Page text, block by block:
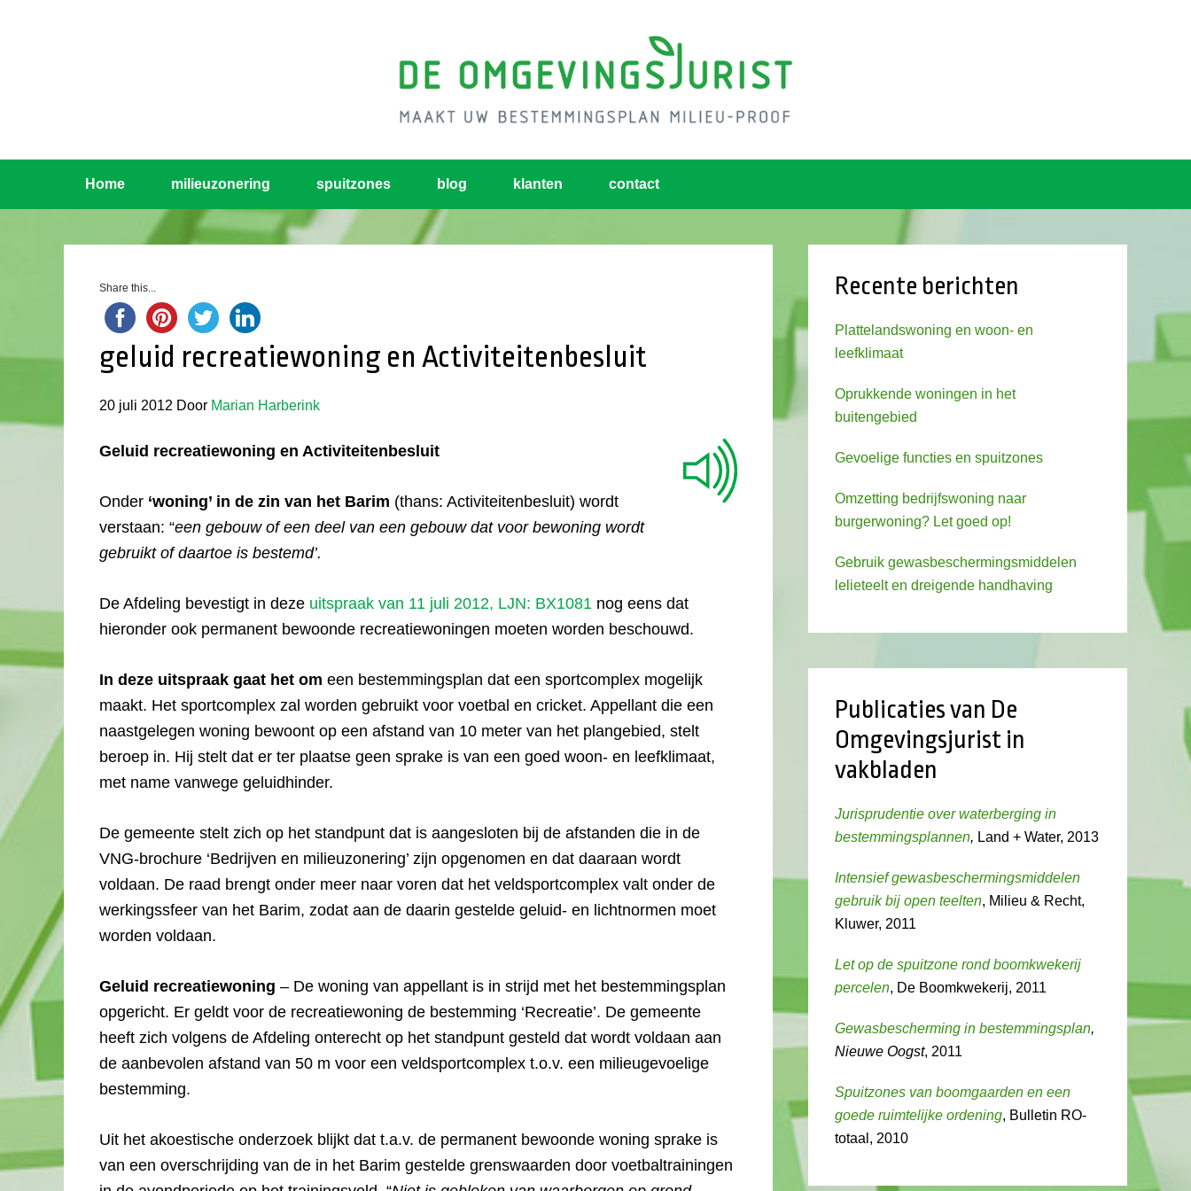
Home milieuzonering spuitzones blog klanten contact
Share this...
geluid recreatiewoning en Activiteitenbesluit
20 juli 2012 Door Marian Harberink
Geluid recreatiewoning en Activiteitenbesluit
Onder ‘woning’ in de zin van het Barim (thans: Activiteitenbesluit) wordt
verstaan: “een gebouw of een deel van een gebouw dat voor bewoning wordt
gebruikt of daartoe is bestemd’.
De Afdeling bevestigt in deze uitspraak van 11 juli 2012, LJN: BX1081 nog eens dat
hieronder ook permanent bewoonde recreatiewoningen moeten worden beschouwd.
In deze uitspraak gaat het om een bestemmingsplan dat een sportcomplex mogelijk
maakt. Het sportcomplex zal worden gebruikt voor voetbal en cricket. Appellant die een
naastgelegen woning bewoont op een afstand van 10 meter van het plangebied, stelt
beroep in. Hij stelt dat er ter plaatse geen sprake is van een goed woon- en leefklimaat,
met name vanwege geluidhinder.
De gemeente stelt zich op het standpunt dat is aangesloten bij de afstanden die in de
VNG-brochure ‘Bedrijven en milieuzonering’ zijn opgenomen en dat daaraan wordt
voldaan. De raad brengt onder meer naar voren dat het veldsportcomplex valt onder de
werkingssfeer van het Barim, zodat aan de daarin gestelde geluid- en lichtnormen moet
worden voldaan.
Geluid recreatiewoning – De woning van appellant is in strijd met het bestemmingsplan
opgericht. Er geldt voor de recreatiewoning de bestemming ‘Recreatie’. De gemeente
heeft zich volgens de Afdeling onterecht op het standpunt gesteld dat wordt voldaan aan
de aanbevolen afstand van 50 m voor een veldsportcomplex t.o.v. een milieugevoelige
bestemming.
Uit het akoestische onderzoek blijkt dat t.a.v. de permanent bewoonde woning sprake is
van een overschrijding van de in het Barim gestelde grenswaarden door voetbaltrainingen
Recente berichten
Plattelandswoning en woon- en
leefklimaat
Oprukkende woningen in het
buitengebied
Gevoelige functies en spuitzones
Omzetting bedrijfswoning naar
burgerwoning? Let goed op!
Gebruik gewasbeschermingsmiddelen
lelieteelt en dreigende handhaving
Publicaties van De
Omgevingsjurist in
vakbladen
Jurisprudentie over waterberging in
bestemmingsplannen, Land + Water, 2013
Intensief gewasbeschermingsmiddelen
gebruik bij open teelten, Milieu & Recht,
Kluwer, 2011
Let op de spuitzone rond boomkwekerij
percelen, De Boomkwekerij, 2011
Gewasbescherming in bestemmingsplan,
Nieuwe Oogst, 2011
Spuitzones van boomgaarden en een
goede ruimtelijke ordening, Bulletin RO-
totaal, 2010